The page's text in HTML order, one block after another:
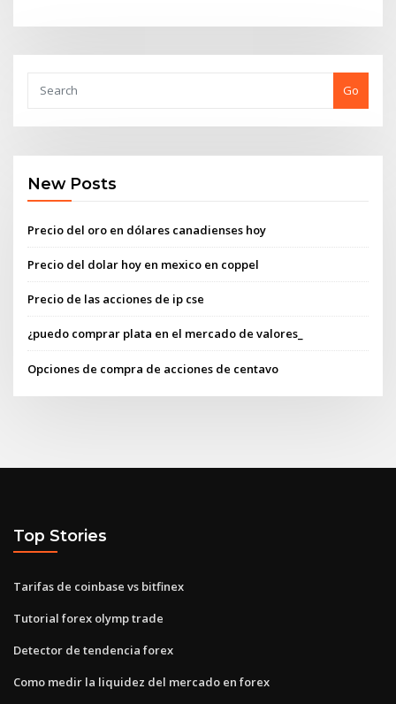
Go
New Posts
Precio del oro en dólares canadienses hoy
Precio del dolar hoy en mexico en coppel
Precio de las acciones de ip cse
¿puedo comprar plata en el mercado de valores_
Opciones de compra de acciones de centavo
Top Stories
Tarifas de coinbase vs bitfinex
Tutorial forex olymp trade
Detector de tendencia forex
Como medir la liquidez del mercado en forex